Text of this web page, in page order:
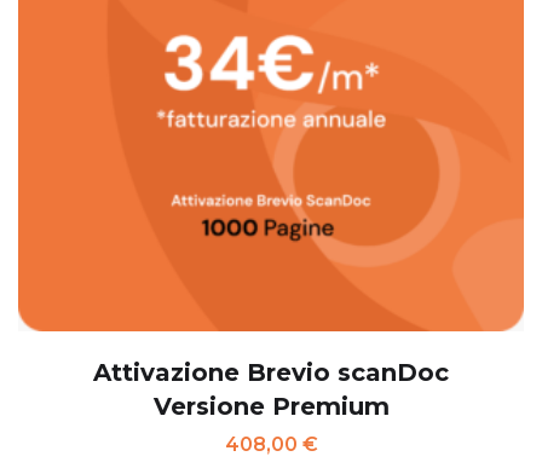
Attivazione Brevio scanDoc
Versione Premium
408,00 €